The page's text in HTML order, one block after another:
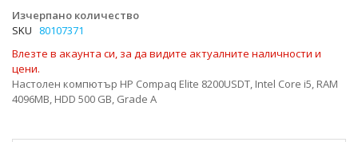
Изчерпано количество
SKU
80107371
Влезте в акаунта си, за да видите актуалните наличности и
цени.
Настолен компютър HP Compaq Elite 8200USDT, Intel Core i5, RAM
4096MB, HDD 500 GB, Grade A
снимки